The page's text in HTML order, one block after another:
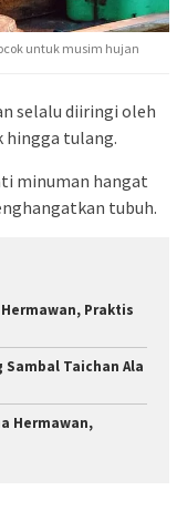
untuk musim hujan
selalu diiringi oleh
hingga tulang.
minuman hangat
tubuh.
Praktis
Taichan Ala
Hermawan,